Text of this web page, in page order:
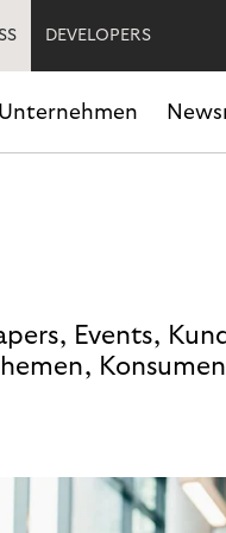
DEVELOPERS
Unternehmen
Events,